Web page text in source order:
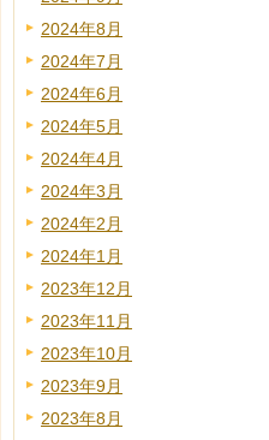
2024年8月
2024年7月
2024年6月
2024年5月
2024年4月
2024年3月
2024年2月
2024年1月
2023年12月
2023年11月
2023年10月
2023年9月
2023年8月